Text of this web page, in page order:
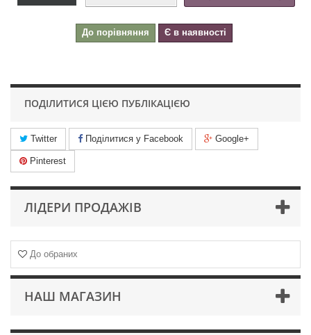
ЛІДЕРИ ПРОДАЖІВ
До обраних
НАШ МАГАЗИН
До порівняння Є в наявності
ПОДІЛИТИСЯ ЦІЄЮ ПУБЛІКАЦІЄЮ
Twitter Поділитися у Facebook Google+
Pinterest